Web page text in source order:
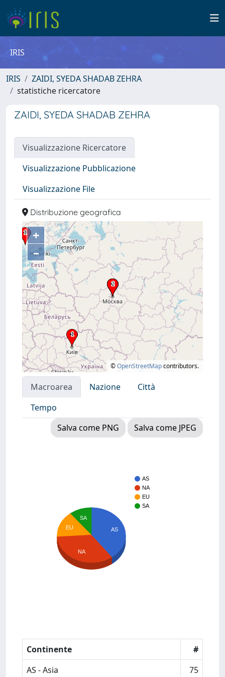
IRIS
IRIS
ZAIDI, SYEDA SHADAB ZEHRA
statistiche ricercatore
ZAIDI, SYEDA SHADAB ZEHRA
Visualizzazione Ricercatore
Visualizzazione Pubblicazione
Visualizzazione File
Distribuzione geografica
+
–
©OpenStreetMapcontributors.
Macroarea Nazione
Città
Tempo
Salva come PNG
Salva come JPEG
AS
NA
EU
SA
AS
SA
EU
NA
Continente
#
AS - Asia
75